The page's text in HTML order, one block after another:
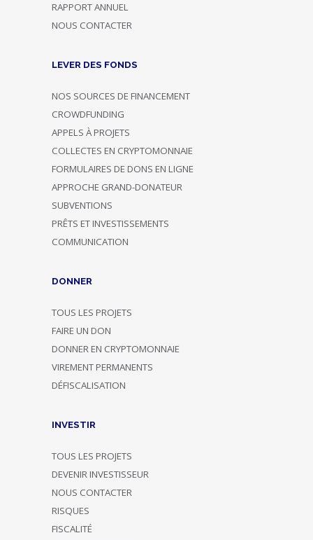
RAPPORT ANNUEL
NOUS CONTACTER
LEVER DES FONDS
NOS SOURCES DE FINANCEMENT
CROWDFUNDING
APPELS À PROJETS
COLLECTES EN CRYPTOMONNAIE
FORMULAIRES DE DONS EN LIGNE
APPROCHE GRAND-DONATEUR
SUBVENTIONS
PRÊTS ET INVESTISSEMENTS
COMMUNICATION
DONNER
TOUS LES PROJETS
FAIRE UN DON
DONNER EN CRYPTOMONNAIE
VIREMENT PERMANENTS
DÉFISCALISATION
INVESTIR
TOUS LES PROJETS
DEVENIR INVESTISSEUR
NOUS CONTACTER
RISQUES
FISCALITÉ